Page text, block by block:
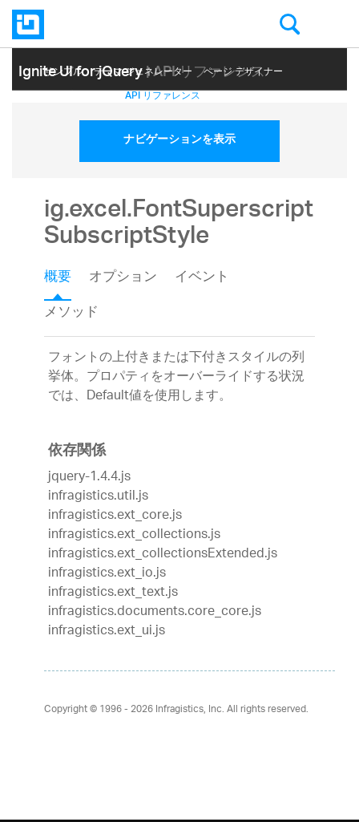
Ignite UI for jQuery| API リファレンス
サンプル テーマ ジェネレーター ページ デザイナー
ヘルプ トピック API リファレンス
ナビゲーションを表示
ig.excel.FontSuperscript
SubscriptStyle
概要 オプション
イベント
メソッド
フォントの上付きまたは下付きスタイルの列
挙体。プロパティをオーバーライドする状況
では、Default値を使用します。
依存関係
jquery-1.4.4.js
infragistics.util.js
infragistics.ext_core.js
infragistics.ext_collections.js
infragistics.ext_collectionsExtended.js
infragistics.ext_io.js
infragistics.ext_text.js
infragistics.documents.core_core.js
infragistics.ext_ui.js
Copyright © 1996 - 2026Infragistics, Inc. All rights reserved.